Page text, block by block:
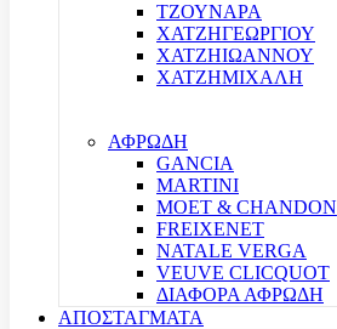
ΤΖΟΥΝΑΡΑ
ΧΑΤΖΗΓΕΩΡΓΙΟΥ
ΧΑΤΖΗΙΩΑΝΝΟΥ
ΧΑΤΖΗΜΙΧΑΛΗ
ΑΦΡΩΔΗ
GANCIA
MARTINI
MOET & CHANDON
FREIXENET
NATALE VERGA
VEUVE CLICQUOT
ΔΙΑΦΟΡΑ ΑΦΡΩΔΗ
ΑΠΟΣΤΑΓΜΑΤΑ